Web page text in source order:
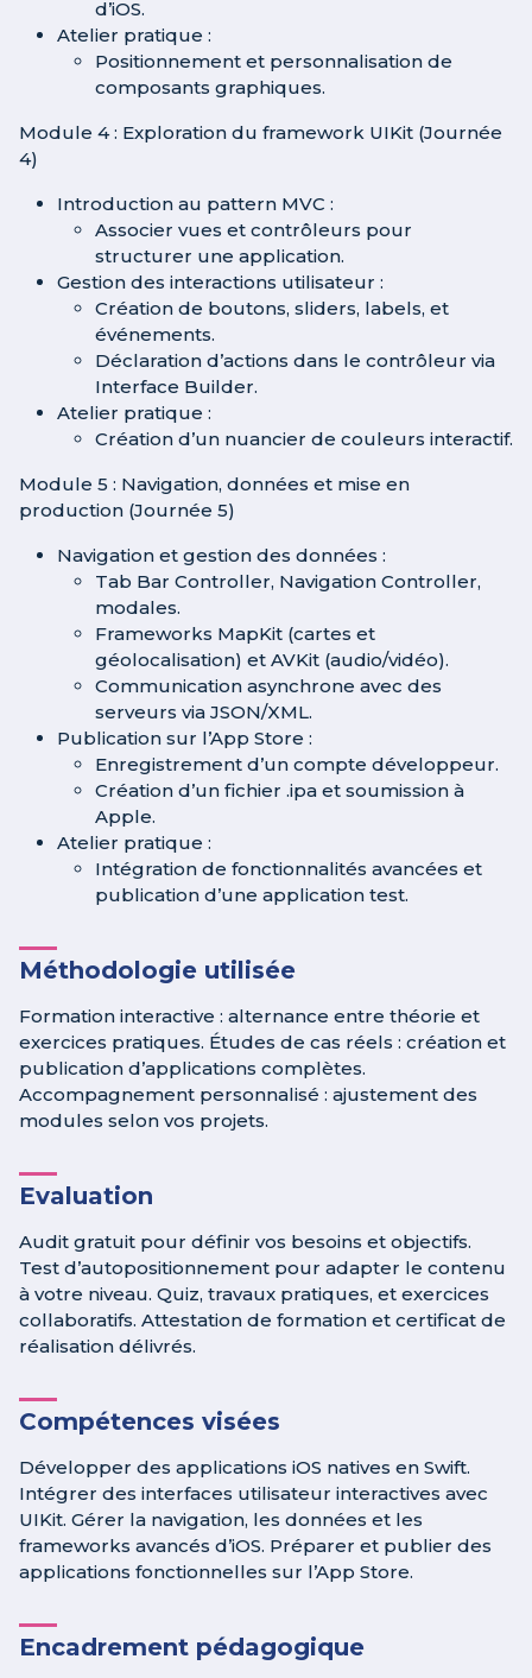
d’iOS.
Atelier pratique :
Positionnement et personnalisation de
composants graphiques.
Module 4 : Exploration du framework UIKit (Journée
4)
Introduction au pattern MVC :
Associer vues et contrôleurs pour
structurer une application.
Gestion des interactions utilisateur :
Création de boutons, sliders, labels, et
événements.
Déclaration d’actions dans le contrôleur via
Interface Builder.
Atelier pratique :
Création d’un nuancier de couleurs interactif.
Module 5 : Navigation, données et mise en
production (Journée 5)
Navigation et gestion des données :
Tab Bar Controller, Navigation Controller,
modales.
Frameworks MapKit (cartes et
géolocalisation) et AVKit (audio/vidéo).
Communication asynchrone avec des
serveurs via JSON/XML.
Publication sur l’App Store :
Enregistrement d’un compte développeur.
Création d’un fichier .ipa et soumission à
Apple.
Atelier pratique :
Intégration de fonctionnalités avancées et
publication d’une application test.
Méthodologie utilisée
Formation interactive : alternance entre théorie et
exercices pratiques. Études de cas réels : création et
publication d’applications complètes.
Accompagnement personnalisé : ajustement des
modules selon vos projets.
Evaluation
Audit gratuit pour définir vos besoins et objectifs.
Test d’autopositionnement pour adapter le contenu
à votre niveau. Quiz, travaux pratiques, et exercices
collaboratifs. Attestation de formation et certificat de
réalisation délivrés.
Compétences visées
Développer des applications iOS natives en Swift.
Intégrer des interfaces utilisateur interactives avec
UIKit. Gérer la navigation, les données et les
frameworks avancés d’iOS. Préparer et publier des
applications fonctionnelles sur l’App Store.
Encadrement pédagogique